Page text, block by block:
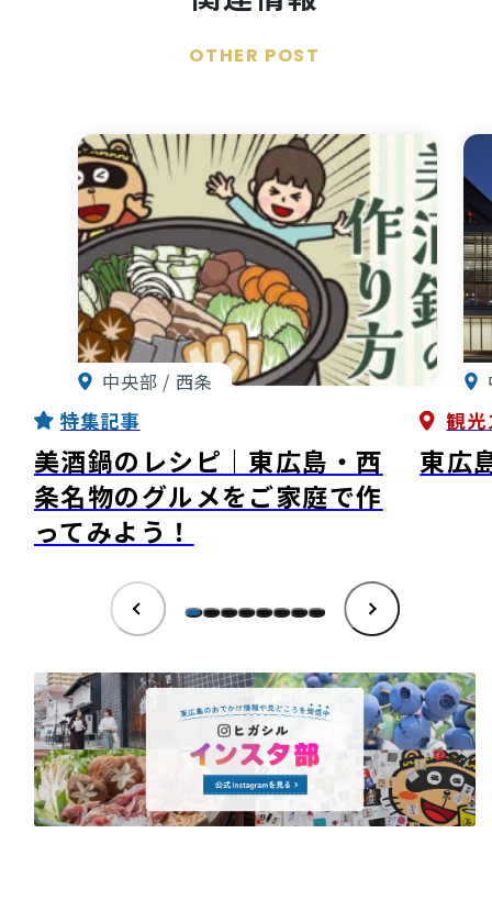
OTHER POST
中央部 / 西条
特集記事
美酒鍋のレシピ｜東広島・西
条名物のグルメをご家庭で作
ってみよう！
観光
東広